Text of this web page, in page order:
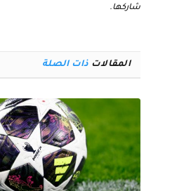
شاركها.
المقالات ذات الصلة